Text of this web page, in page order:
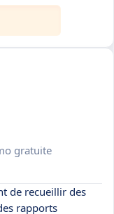
gratuite
de recueillir des
rapports